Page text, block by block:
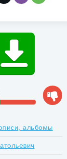
альбомы